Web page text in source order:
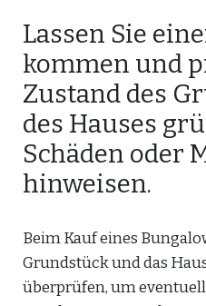
Lassen Sie
kommen und
Zustand des
des Hauses
Schäden oder
hinweisen.
Beim Kauf eines
Grundstück und das
überprüfen, um